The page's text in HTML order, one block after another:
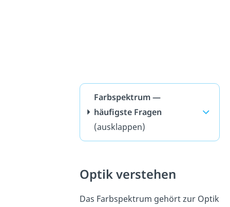
Farbspektrum —
häufigste Fragen
(ausklappen)
Optik verstehen
Das Farbspektrum gehört zur Optik